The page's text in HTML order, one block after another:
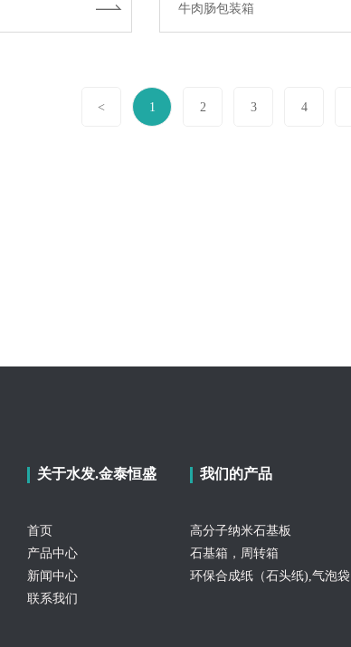
牛肉肠包装箱
< 1 2 3 4
关于水发.金泰恒盛
首页
产品中心
新闻中心
联系我们
我们的产品
高分子纳米石基板
石基箱，周转箱
环保合成纸（石头纸),气泡袋